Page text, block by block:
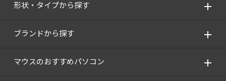
形状・タイプから探す
ブランドから探す
マウスのおすすめパソコン